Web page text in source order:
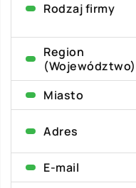
Rodzaj firmy
Region
(Województwo)
Miasto
Adres
E-mail